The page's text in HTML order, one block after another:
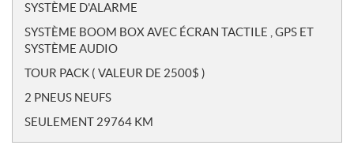
SYSTÈME D'ALARME
SYSTÈME BOOM BOX AVEC ÉCRAN TACTILE , GPS ET
SYSTÈME AUDIO
TOUR PACK ( VALEUR DE 2500$ )
2 PNEUS NEUFS
SEULEMENT 29764 KM